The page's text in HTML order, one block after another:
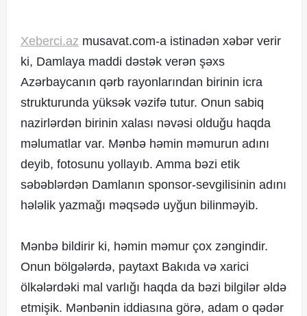
Xeberci.az musavat.com-a istinadən xəbər verir
ki, Damlaya maddi dəstək verən şəxs
Azərbaycanın qərb rayonlarından birinin icra
strukturunda yüksək vəzifə tutur. Onun sabiq
nazirlərdən birinin xalası nəvəsi olduğu haqda
məlumatlar var. Mənbə həmin məmurun adını
deyib, fotosunu yollayıb. Amma bəzi etik
səbəblərdən Damlanın sponsor-sevgilisinin adını
hələlik yazmağı məqsədə uyğun bilinməyib.
Mənbə bildirir ki, həmin məmur çox zəngindir.
Onun bölgələrdə, paytaxt Bakıda və xarici
ölkələrdəki mal varlığı haqda da bəzi bilgilər əldə
etmişik. Mənbənin iddiasına görə, adam o qədər